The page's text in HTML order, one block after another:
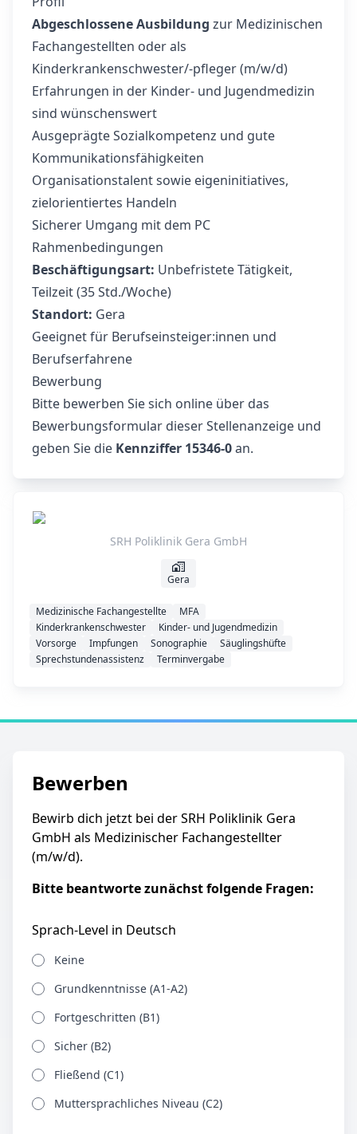
Abgeschlossene Ausbildung zur Medizinischen
Fachangestellten oder als
Kinderkrankenschwester/-pfleger (m/w/d)
Erfahrungen in der Kinder- und Jugendmedizin
sind wünschenswert
Ausgeprägte Sozialkompetenz und gute
Kommunikationsfähigkeiten
Organisationstalent sowie eigeninitiatives,
zielorientiertes Handeln
Sicherer Umgang mit dem PC
Rahmenbedingungen
Beschäftigungsart: Unbefristete Tätigkeit,
Teilzeit (35 Std./Woche)
Standort: Gera
Geeignet für Berufseinsteiger:innen und
Berufserfahrene
Bewerbung
Bitte bewerben Sie sich online über das
Bewerbungsformular dieser Stellenanzeige und
geben Sie die Kennziffer 15346-0an.
SRH Poliklinik Gera GmbH
Gera
Medizinische Fachangestellte
MFA
Kinderkrankenschwester
Kinder- und Jugendmedizin
Vorsorge
Impfungen Sonographie
Säuglingshüfte
Sprechstundenassistenz
Terminvergabe
Bewerben
Bewirb dich jetzt bei der SRH Poliklinik Gera
GmbH als Medizinischer Fachangestellter
(m/w/d).
Bitte beantworte zunächst folgende Fragen:
Sprach-Level in Deutsch
Keine
Grundkenntnisse (A1-A2)
Fortgeschritten (B1)
Sicher (B2)
Fließend (C1)
Muttersprachliches Niveau (C2)